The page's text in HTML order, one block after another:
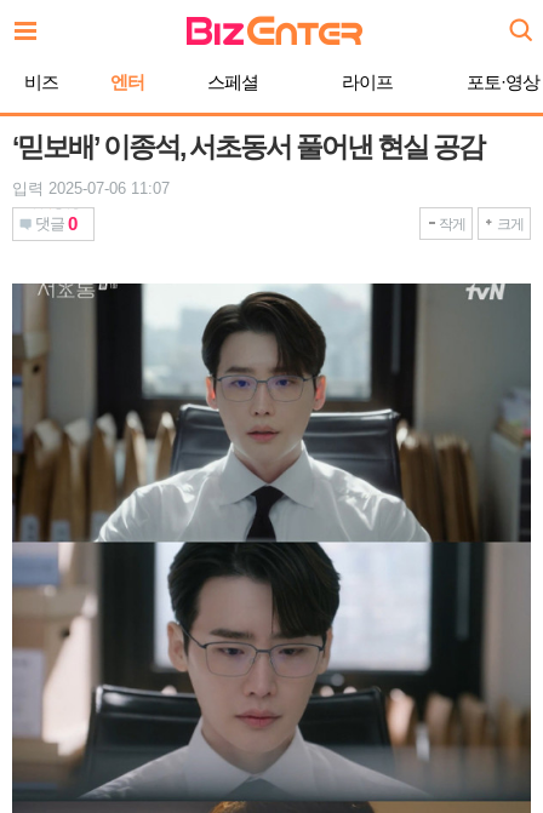
문
비즈 엔터 스페셜 라이프 포토·영상
‘믿보배’ 이종석, 서초동서 풀어낸 현실 공감
입력 2025-07-06 11:07
댓글 0 작게 크게